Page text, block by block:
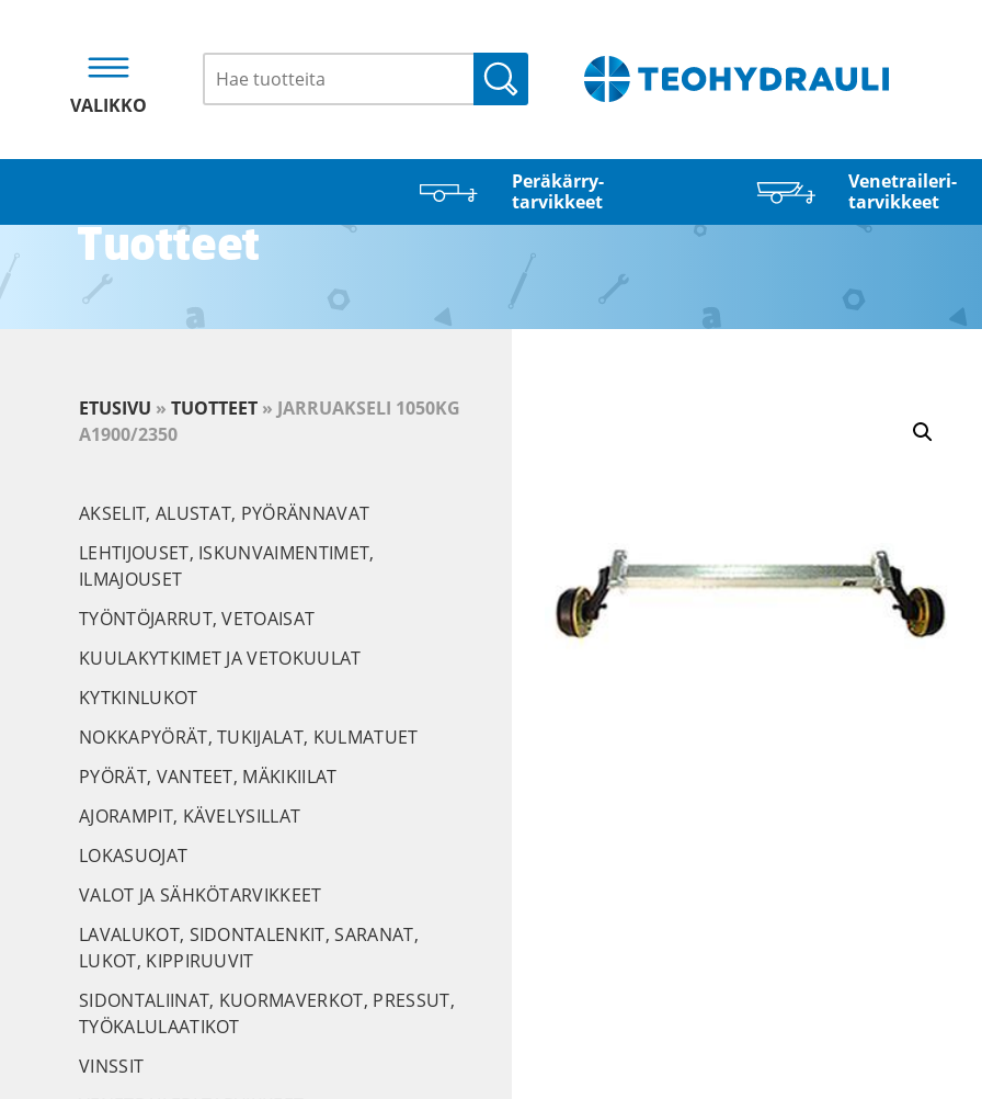
VALIKKO
Haku
Peräkärry­
tarvikkeet
Venetraileri­
tarvikkeet
Tuotteet
ETUSIVU » TUOTTEET » JARRUAKSELI 1050KG
A1900/2350
AKSELIT, ALUSTAT, PYÖRÄNNAVAT
LEHTIJOUSET, ISKUNVAIMENTIMET,
ILMAJOUSET
TYÖNTÖJARRUT, VETOAISAT
KUULAKYTKIMET JA VETOKUULAT
KYTKINLUKOT
NOKKAPYÖRÄT, TUKIJALAT, KULMATUET
PYÖRÄT, VANTEET, MÄKIKIILAT
AJORAMPIT, KÄVELYSILLAT
LOKASUOJAT
VALOT JA SÄHKÖTARVIKKEET
LAVALUKOT, SIDONTALENKIT, SARANAT,
LUKOT, KIPPIRUUVIT
SIDONTALIINAT, KUORMAVERKOT, PRESSUT,
TYÖKALULAATIKOT
VINSSIT